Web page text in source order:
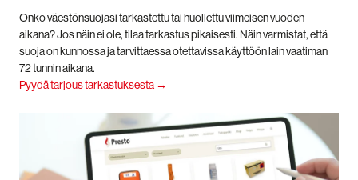
Onko väestönsuojasi tarkastettu tai huollettu viimeisen vuoden
aikana? Jos näin ei ole, tilaa tarkastus pikaisesti. Näin varmistat, että
suoja on kunnossa ja tarvittaessa otettavissa käyttöön lain vaatiman
72 tunnin aikana.
Pyydä tarjous tarkastuksesta →